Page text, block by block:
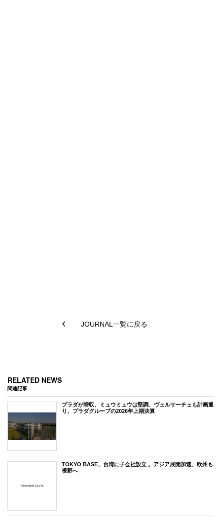
JOURNAL一覧に戻る
RELATED NEWS
関連記事
プラダが増収、ミュウミュウは堅調、ヴェルサーチェも計画通
り。プラダグループの2026年上期決算
TOKYO BASE、台湾に子会社設立 。アジア展開加速、欧州も
視野へ